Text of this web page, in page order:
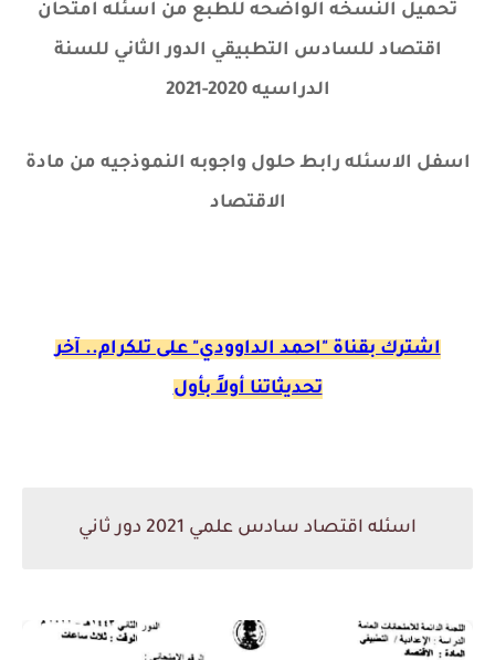
تحميل النسخه الواضحه للطبع من اسئله امتحان
اقتصاد للسادس التطبيقي الدور الثاني للسنة
الدراسيه 2020-2021
اسفل الاسئله رابط حلول واجوبه النموذجيه من مادة
الاقتصاد
اشترك بقناة "احمد الداوودي" على تلكرام.. آخر
تحديثاتنا أولاً بأول
اسئله اقتصاد سادس علمي 2021 دور ثاني